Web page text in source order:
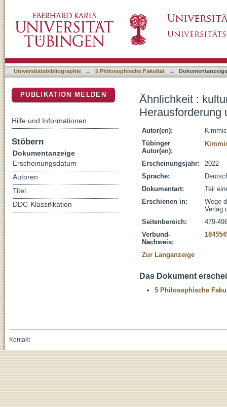
Global Epistemologies
Universitätsbibliographie → 5 Philosophische Fakultät → Dokumentanzeige
Ähnlichkeit :
Herausforderung
Autor(en):
Tübinger
Autor(en):
Erscheinungsjahr:
2022
Sprache:
Dokumentart:
Teil
Erschienen in:
Wege
Verlag
Seitenbereich:
479-
Verbund-
Nachweis:
Zur Langanzeige
Das Dokument
5 Philosophische
PUBLIKATION MELDEN
Hilfe und Informationen
Stöbern
Dokumentanzeige
Erscheinungsdatum
Autoren
Titel
DDC-Klassifikation
Kontakt